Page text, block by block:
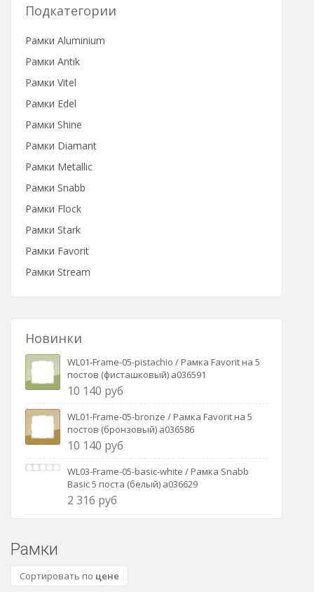
Подкатегории
Рамки Aluminium
Рамки Antik
Рамки Vitel
Рамки Edel
Рамки Shine
Рамки Diamant
Рамки Metallic
Рамки Snabb
Рамки Flock
Рамки Stark
Рамки Favorit
Рамки Stream
Новинки
WL01-Frame-05-pistachio / Рамка Favorit на 5
постов (фисташковый) a036591
10 140 руб
WL01-Frame-05-bronze / Рамка Favorit на 5
постов (бронзовый) a036586
10 140 руб
WL03-Frame-05-basic-white / Рамка Snabb
Basic 5 поста (белый) a036629
2 316 руб
Рамки
Сортировать по цене